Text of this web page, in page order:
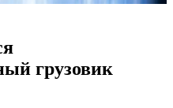
грузовик